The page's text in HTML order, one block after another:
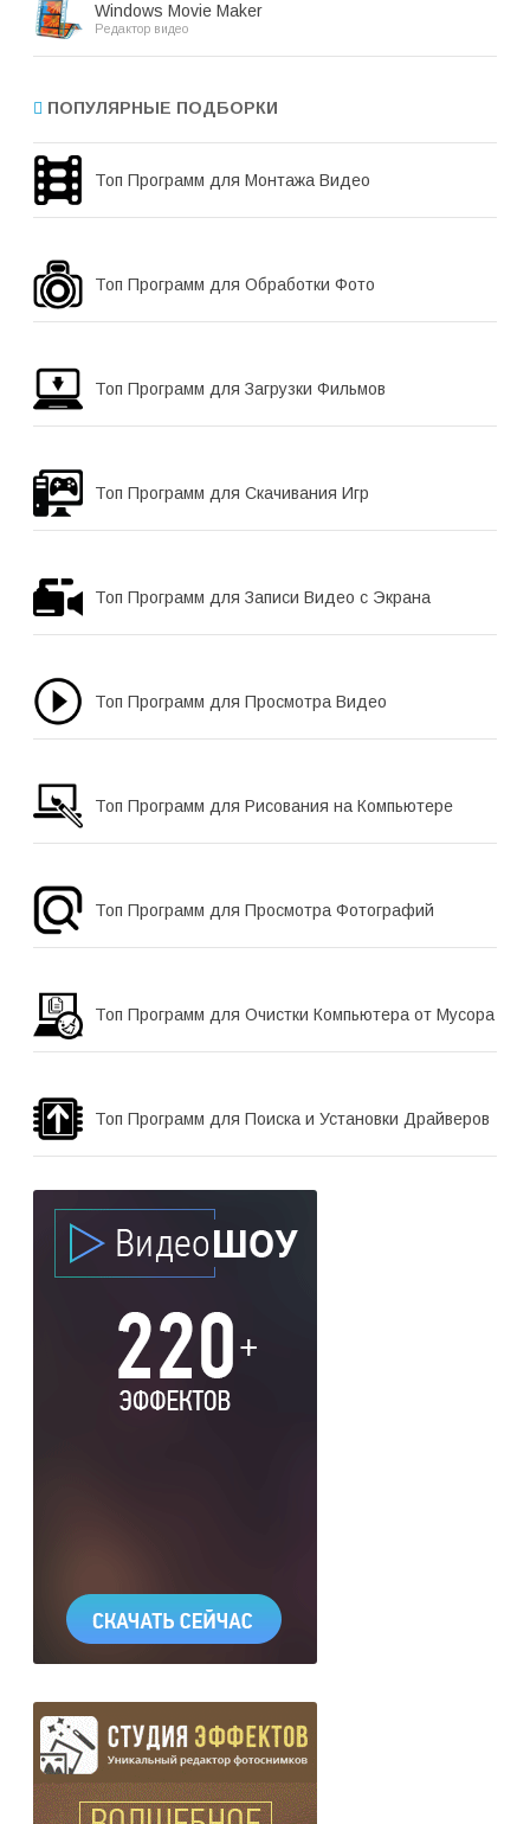
Windows Movie Maker
Редактор видео
ПОПУЛЯРНЫЕ ПОДБОРКИ
Топ Программ для Монтажа Видео
Топ Программ для Обработки Фото
Топ Программ для Загрузки Фильмов
Топ Программ для Скачивания Игр
Топ Программ для Записи Видео с Экрана
Топ Программ для Просмотра Видео
Топ Программ для Рисования на Компьютере
Топ Программ для Просмотра Фотографий
Топ Программ для Очистки Компьютера от Мусора
Топ Программ для Поиска и Установки Драйверов